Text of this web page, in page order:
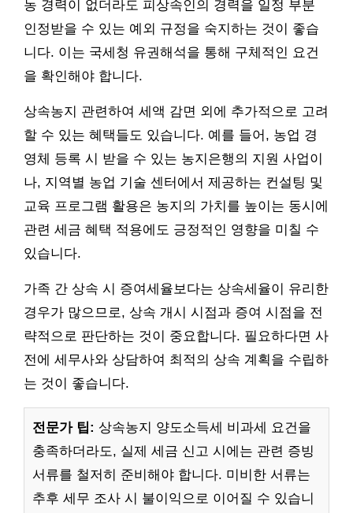
농 경력이 없더라도 피상속인의 경력을 일정 부분
인정받을 수 있는 예외 규정을 숙지하는 것이 좋습
니다. 이는 국세청 유권해석을 통해 구체적인 요건
을 확인해야 합니다.
상속농지 관련하여 세액 감면 외에 추가적으로 고려
할 수 있는 혜택들도 있습니다. 예를 들어, 농업 경
영체 등록 시 받을 수 있는 농지은행의 지원 사업이
나, 지역별 농업 기술 센터에서 제공하는 컨설팅 및
교육 프로그램 활용은 농지의 가치를 높이는 동시에
관련 세금 혜택 적용에도 긍정적인 영향을 미칠 수
있습니다.
가족 간 상속 시 증여세율보다는 상속세율이 유리한
경우가 많으므로, 상속 개시 시점과 증여 시점을 전
략적으로 판단하는 것이 중요합니다. 필요하다면 사
전에 세무사와 상담하여 최적의 상속 계획을 수립하
는 것이 좋습니다.
전문가 팁: 상속농지 양도소득세 비과세 요건을
충족하더라도, 실제 세금 신고 시에는 관련 증빙
서류를 철저히 준비해야 합니다. 미비한 서류는
추후 세무 조사 시 불이익으로 이어질 수 있습니